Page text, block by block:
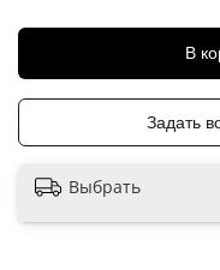
В
Задать
Выбрать